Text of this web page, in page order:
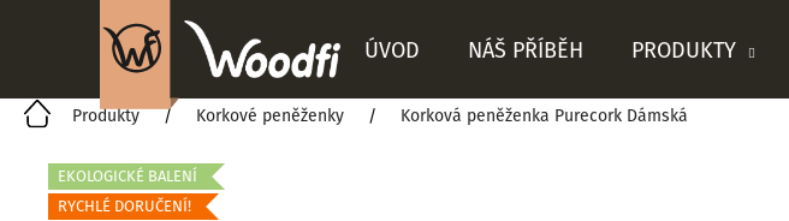
ÚVOD NÁŠ PŘÍBĚH PRODUKTY
DomůProdukty Korkové peněženky Korková peněženka Purecork Dámská
EKOLOGICKÉ BALENÍ
RYCHLÉ DORUČENÍ!
š
Zpět
do
Zpět
do